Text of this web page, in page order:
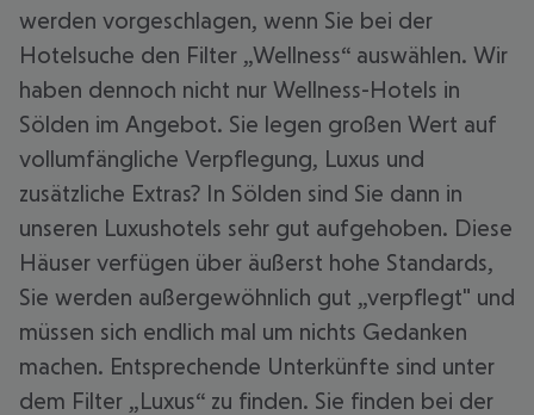
werden vorgeschlagen, wenn Sie bei der
Hotelsuche den Filter „Wellness“ auswählen. Wir
haben dennoch nicht nur Wellness-Hotels in
Sölden im Angebot. Sie legen großen Wert auf
vollumfängliche Verpflegung, Luxus und
zusätzliche Extras? In Sölden sind Sie dann in
unseren Luxushotels sehr gut aufgehoben. Diese
Häuser verfügen über äußerst hohe Standards,
Sie werden außergewöhnlich gut „verpflegt" und
müssen sich endlich mal um nichts Gedanken
machen. Entsprechende Unterkünfte sind unter
dem Filter „Luxus“ zu finden. Sie finden bei der